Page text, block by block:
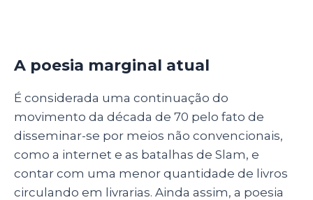
A poesia marginal atual
É considerada uma continuação do
movimento da década de 70 pelo fato de
disseminar-se por meios não convencionais,
como a internet e as batalhas de Slam, e
contar com uma menor quantidade de livros
circulando em livrarias. Ainda assim, a poesia